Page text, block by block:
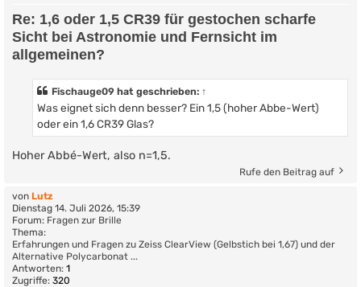
Re: 1,6 oder 1,5 CR39 für gestochen scharfe
Sicht bei Astronomie und Fernsicht im
allgemeinen?
Fischauge09 hat geschrieben: ↑
Was eignet sich denn besser? Ein 1,5 (hoher Abbe-Wert)
oder ein 1,6 CR39 Glas?
Hoher Abbé-Wert, also n=1,5.
Rufe den Beitrag auf
von Lutz
Dienstag 14. Juli 2026, 15:39
Forum: Fragen zur Brille
Thema:
Erfahrungen und Fragen zu Zeiss ClearView (Gelbstich bei 1,67) und der
Alternative Polycarbonat ...
Antworten: 1
Zugriffe: 320